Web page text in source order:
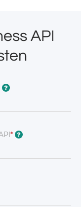
API
?
* ?